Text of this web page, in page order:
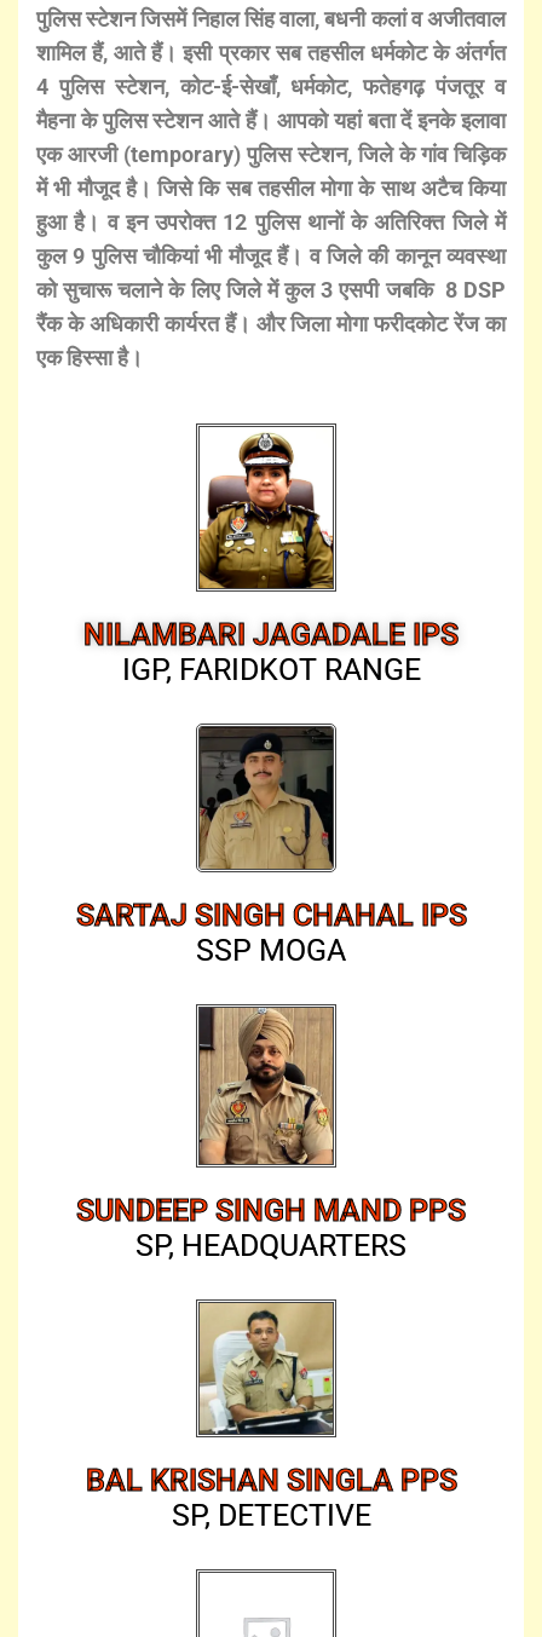
पुलिस स्टेशन जिसमें निहाल सिंह वाला, बधनी कलां व अजीतवाल
शामिल हैं, आते हैं। इसी प्रकार सब तहसील धर्मकोट के अंतर्गत
4 पुलिस स्टेशन, कोट-ई-सेखाँ, धर्मकोट, फतेहगढ़ पंजतूर व
मैहना के पुलिस स्टेशन आते हैं। आपको यहां बता दें इनके इलावा
एक आरजी (temporary) पुलिस स्टेशन, जिले के गांव चिड़िक
में भी मौजूद है। जिसे कि सब तहसील मोगा के साथ अटैच किया
हुआ है। व इन उपरोक्त 12 पुलिस थानों के अतिरिक्त जिले में
कुल 9 पुलिस चौकियां भी मौजूद हैं। व जिले की कानून व्यवस्था
को सुचारू चलाने के लिए जिले में कुल 3 एसपी जबकि 8 DSP
रैंक के अधिकारी कार्यरत हैं। और जिला मोगा फरीदकोट रेंज का
एक हिस्सा है।
NILAMBARI JAGADALE IPS
IGP, FARIDKOT RANGE
SARTAJ SINGH CHAHAL IPS
SSP MOGA
SUNDEEP SINGH MAND PPS
SP, HEADQUARTERS
BAL KRISHAN SINGLA PPS
SP, DETECTIVE